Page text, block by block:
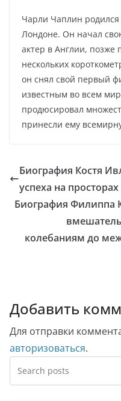
Чарли Чаплин родился
Лондоне. Он начал
актер в Англии, позже
нескольких
он снял свой первый
известным во всем
продюсировал
принесли ему
Биография Костя
успеха на
Биография Филиппа
колебаниям до
Добавить
Для отправки
авторизоваться.